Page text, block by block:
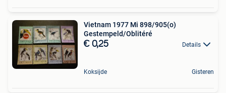
Vietnam 1977 Mi 898/905(o)
Gestempeld/Oblitéré
€ 0,25 Details
Koksijde Gisteren